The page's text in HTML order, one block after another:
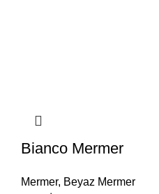
Bianco Mermer
Mermer, Beyaz Mermer